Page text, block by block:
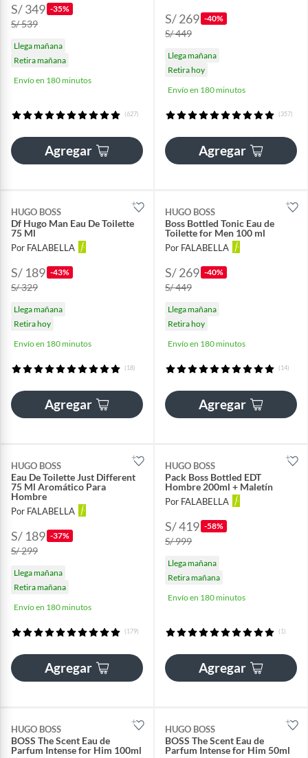
S/ 349 -35%
S/ 539
Llega mañana
Retira mañana
Envío en 180 minutos
(627)
Agregar
S/ 269 -40%
S/ 449
Llega mañana
Retira hoy
Envío en 180 minutos
(357)
Agregar
HUGO BOSS
Df Hugo Man Eau De Toilette
75 Ml
Por FALABELLA
S/ 189 -43%
S/ 329
Llega mañana
Retira hoy
Envío en 180 minutos
(18)
Agregar
HUGO BOSS
Boss Bottled Tonic Eau de
Toilette for Men 100 ml
Por FALABELLA
S/ 269 -40%
S/ 449
Llega mañana
Retira hoy
Envío en 180 minutos
(14)
Agregar
HUGO BOSS
Eau De Toilette Just Different
75 Ml Aromático Para
Hombre
Por FALABELLA
S/ 189 -37%
S/ 299
Llega mañana
Retira mañana
Envío en 180 minutos
(179)
Agregar
HUGO BOSS
Pack Boss Bottled EDT
Hombre 200ml + Maletín
Por FALABELLA
S/ 419 -58%
S/ 999
Llega mañana
Retira mañana
Envío en 180 minutos
(1)
Agregar
HUGO BOSS
BOSS The Scent Eau de
Parfum Intense for Him 100ml
HUGO BOSS
BOSS The Scent Eau de
Parfum Intense for Him 50ml